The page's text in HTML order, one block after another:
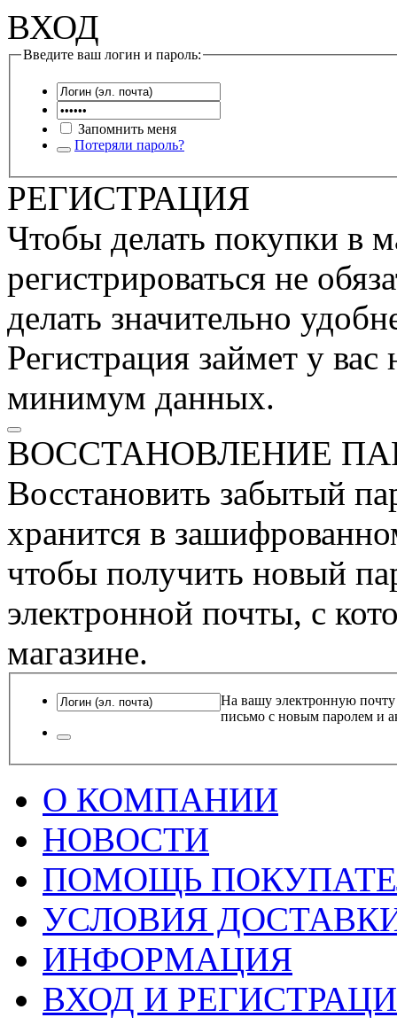
ВХОД
Введите ваш логин и пароль:
Запомнить меня
Потеряли пароль?
РЕГИСТРАЦИЯ
Чтобы делать покупки в
регистрироваться не
делать значительно
Регистрация займет у
минимум данных.
ВОССТАНОВЛЕНИЕ
Восстановить забытый
хранится в
чтобы получить новый
электронной почты, с
магазине.
На вашу электронную почту
письмо с новым паролем и
О КОМПАНИИ
НОВОСТИ
ПОМОЩЬ
УСЛОВИЯ
ИНФОРМАЦИЯ
ВХОД И